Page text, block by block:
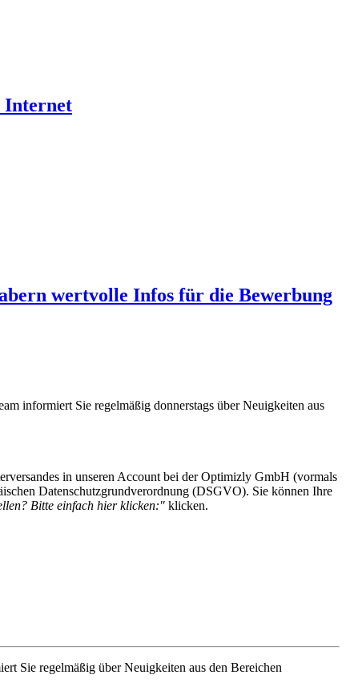
Internet
wertvolle Infos für die Bewerbung
informiert Sie regelmäßig donnerstags über Neuigkeiten aus
in unseren Account bei der Optimizly GmbH (vormals
Datenschutzgrundverordnung (DSGVO). Sie können Ihre
Bitte einfach hier klicken:" klicken.
Sie regelmäßig über Neuigkeiten aus den Bereichen